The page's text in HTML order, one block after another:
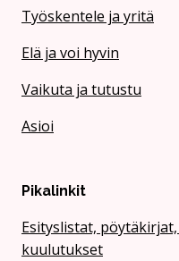
Työskentele ja yritä
Elä ja voi hyvin
Vaikuta ja tutustu
Asioi
Pikalinkit
Esityslistat,
kuulutukset